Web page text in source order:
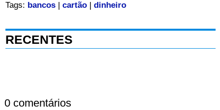
Tags: bancos| cartão| dinheiro
RECENTES
0 comentários